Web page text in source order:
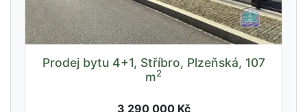
Prodej bytu 4+1, Stříbro, Plzeňská, 107
m2
3 290 000 Kč